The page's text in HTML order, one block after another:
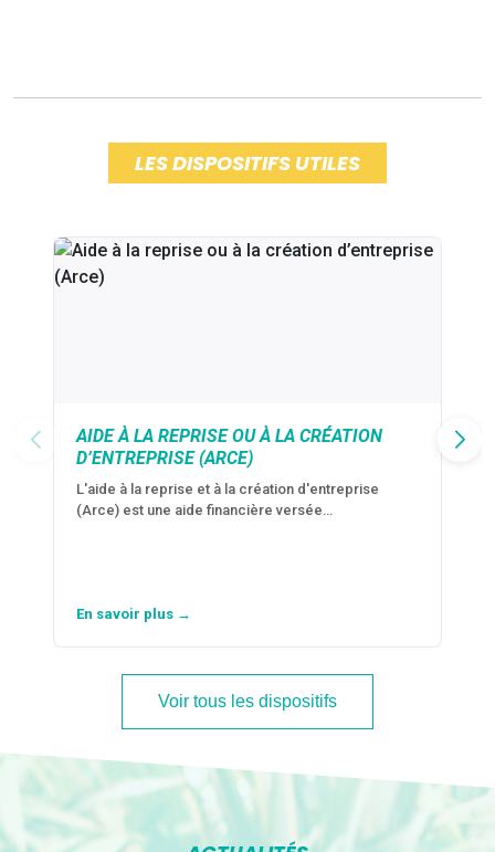
LES DISPOSITIFS UTILES
AIDE À LA REPRISE OU À LA CRÉATION
D’ENTREPRISE (ARCE)
L'aide à la reprise et à la création d'entreprise
(Arce) est une aide financière versée…
En savoir plus →
Voir tous les dispositifs